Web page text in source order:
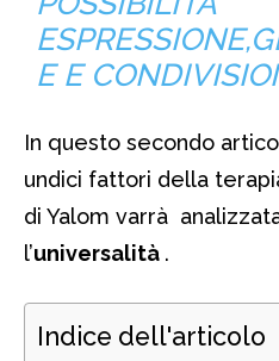
E E
In questo secondo
undici fattori della
di Yalom varrà
l’universalità .
Indice dell'articolo